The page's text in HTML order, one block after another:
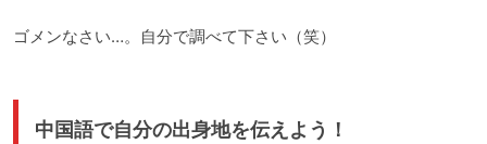
ゴメンなさい…。自分で調べて下さい（笑）
中国語で自分の出身地を伝えよう！